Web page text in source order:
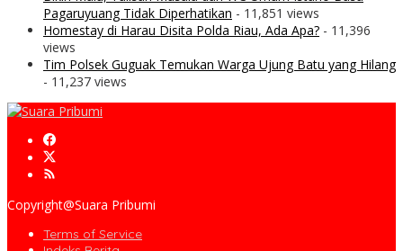
Pagaruyuang Tidak Diperhatikan - 11,851 views
Homestay di Harau Disita Polda Riau, Ada Apa? - 11,396
views
Tim Polsek Guguak Temukan Warga Ujung Batu yang Hilang
- 11,237 views
Copyright@Suara Pribumi
Terms of Service